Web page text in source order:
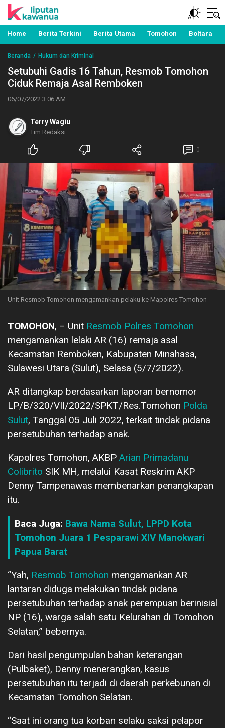
Liputan Kawanua
Berita Manado, Sulawesi Utara, Kawanua, Politik,
Pemerintahan, Hukum Kriminal dan Nasional
Home Berita Terkini Berita Utama Tomohon Boltara
Beranda Hukum dan Kriminal
Setubuhi Gadis 16 Tahun, Resmob Tomohon
Ciduk Remaja Asal Remboken
06/07/2022 3:06 AM
Terry Wagiu
Tim Redaksi
0
Unit Resmob Tomohon mengamankan pelaku ke Mapolres Tomohon
TOMOHON, – Unit Resmob Polres Tomohon
mengamankan lelaki AR (16) remaja asal
Kecamatan Remboken, Kabupaten Minahasa,
Sulawesi Utara (Sulut), Selasa (5/7/2022).
AR ditangkap berdasarkan laporan bernomor
LP/B/320/VII/2022/SPKT/Res.Tomohon Polda
Sulut, Tanggal 05 Juli 2022, terkait tindak pidana
persetubuhan terhadap anak.
Kapolres Tomohon, AKBP Arian Primadanu
Colibrito SIK MH, melalui Kasat Reskrim AKP
Denny Tampenawas membenarkan penangkapan
itu.
Baca Juga: Bawa Nama Sulut, LPPD Kota
Tomohon Juara 1 Pesparawi XIV Manokwari
Papua Barat
“Yah, Resmob Tomohon mengamankan AR
lantaran diduga melakukan tindak pidana
persetubuhan terhadap anak perempuan berinisial
NP (16), warga salah satu Kelurahan di Tomohon
Selatan,” bebernya.
Dari hasil pengumpulan bahan keterangan
(Pulbaket), Denny menerangkan, kasus
persetubuhan itu terjadi di daerah perkebunan di
Kecamatan Tomohon Selatan.
“Saat ini orang tua korban selaku saksi pelapor